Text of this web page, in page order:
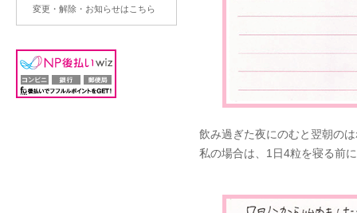
飲み過ぎた夜にのむと翌朝の
私の場合は、1日4粒を寝る
変更・解除・お知らせはこちら